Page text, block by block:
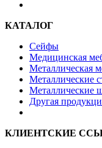
КАТАЛОГ
Сейфы
Медицинская
Металлическая
Металлические
Металлические
Другая
КЛИЕНТСКИЕ